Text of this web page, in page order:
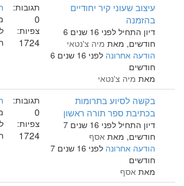
עיצוב שעוני קיר יחודיים
בהזמנה
דיון התחיל לפני 16 שנים 6
חודשים, מאת מיה צ'נטאי
הודעה אחרונה
לפני 16 שנים 6
חודשים
מאת מיה צ'נטאי
תגובות:
0
צפיות:
1724
בקשה לסיוע בתרומות
בכתיבת ספר תורה ראשון
דיון התחיל לפני 16 שנים 7
חודשים, מאת אסף
הודעה אחרונה
לפני 16 שנים 7
חודשים
מאת אסף
תגובות:
0
צפיות:
1724